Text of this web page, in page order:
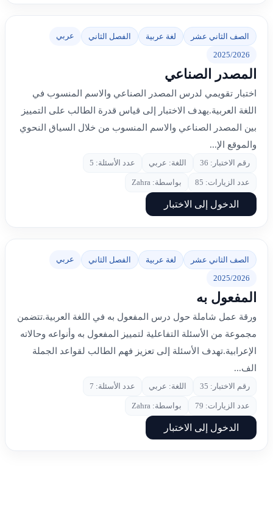
الصف الثاني عشر لغة عربية الفصل الثاني عربي
2025/2026
المصدر الصناعي
اختبار تقويمي لدرس المصدر الصناعي والاسم المنسوب في
اللغة العربية.يهدف الاختبار إلى قياس قدرة الطالب على التمييز
بين المصدر الصناعي والاسم المنسوب من خلال السياق النحوي
والموقع الإ...
رقم الاختبار: 36 اللغة: عربي عدد الأسئلة: 5
عدد الزيارات: 85 بواسطة: Zahra
الدخول إلى الاختبار
الصف الثاني عشر لغة عربية الفصل الثاني عربي
2025/2026
المفعول به
ورقة عمل شاملة حول درس المفعول به في اللغة العربية.تتضمن
مجموعة من الأسئلة التفاعلية لتمييز المفعول به وأنواعه وحالاته
الإعرابية.تهدف الأسئلة إلى تعزيز فهم الطالب لقواعد الجملة
الف...
رقم الاختبار: 35 اللغة: عربي عدد الأسئلة: 7
عدد الزيارات: 79 بواسطة: Zahra
الدخول إلى الاختبار